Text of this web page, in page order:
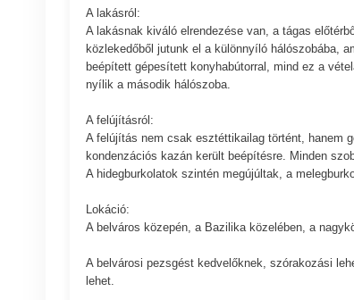
A lakásról:
A lakásnak kiváló elrendezése van, a tágas
közlekedőből jutunk el a különnyíló hálószobába,
beépített gépesített konyhabútorral, mind ez a
nyílik a második hálószoba.
A felújításról:
A felújítás nem csak esztéttikailag történt, hanem
kondenzációs kazán került beépítésre. Minden
A hidegburkolatok szintén megújúltak, a
Lokáció:
A belváros közepén, a Bazilika közelében, a
A belvárosi pezsgést kedvelőknek, szórakozási
lehet.